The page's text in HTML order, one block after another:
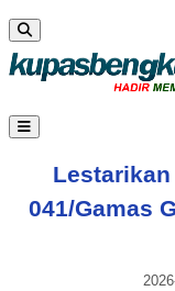
041/Gamas